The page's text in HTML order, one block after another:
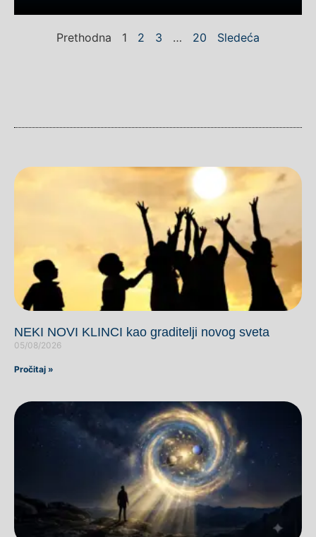
Prethodna 1 2 3 … 20 Sledeća
NEKI NOVI KLINCI kao graditelji novog sveta
05/08/2026
Pročitaj »